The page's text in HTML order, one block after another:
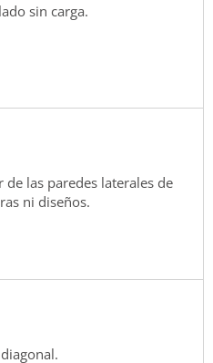
sin carga.
las paredes laterales de
ni diseños.